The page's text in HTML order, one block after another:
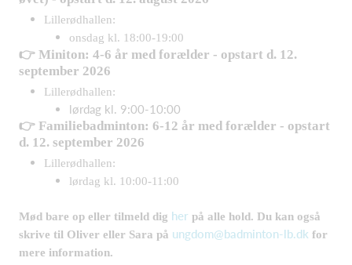
Lillerødhallen:
onsdag kl. 18:00-19:00
👉 Miniton: 4-6 år med forælder - opstart d. 12.
september 2026
Lillerødhallen:
lørdag kl. 9:00-10:00
👉 Familiebadminton: 6-12 år med forælder - opstart
d. 12. september 2026
Lillerødhallen:
lørdag kl. 10:00-11:00
Mød bare op eller tilmeld dig her på alle hold. Du kan også
skrive til Oliver eller Sara på ungdom@badminton-lb.dk for
mere information.